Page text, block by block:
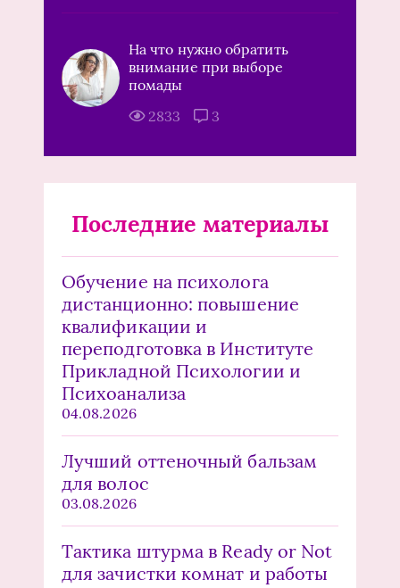
На что нужно обратить
внимание при выборе
помады
2833
3
Последние материалы
Обучение на психолога
дистанционно: повышение
квалификации и
переподготовка в Институте
Прикладной Психологии и
Психоанализа
04.08.2026
Лучший оттеночный бальзам
для волос
03.08.2026
Тактика штурма в Ready or Not
для зачистки комнат и работы